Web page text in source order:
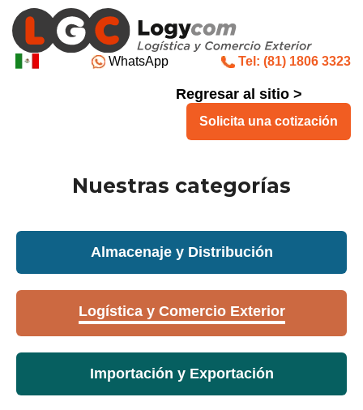
WhatsApp Tel: (81) 1806 3323
Regresar al sitio >
Solicita una cotización
Nuestras categorías
Almacenaje y Distribución
Logística y Comercio Exterior
Importación y Exportación